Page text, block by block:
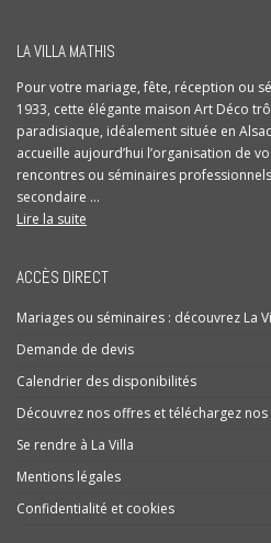
LA VILLA MATHIS
Pour votre mariage, fête, réception ou
1933, cette élégante maison Art Déco
paradisiaque, idéalement située en
accueille aujourd’hui l’organisation de
rencontres ou séminaires
secondaire ...
Lire la suite
ACCÈS DIRECT
Mariages ou séminaires : découvrez La
Demande de devis
Calendrier des disponibilités
Découvrez nos offres et téléchargez
Se rendre à La Villa
Mentions légales
Confidentialité et cookies